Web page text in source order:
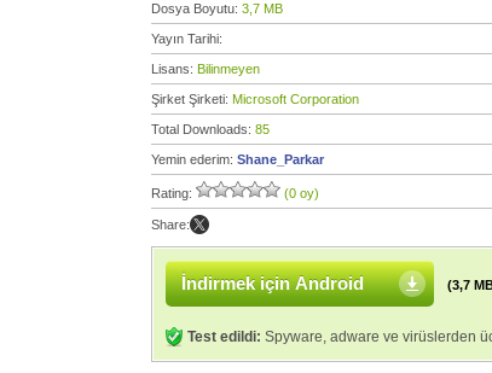
Dosya Boyutu: 3,7 MB
Yayın Tarihi:
Lisans: Bilinmeyen
Şirket Şirketi: Microsoft Corporation
Total Downloads: 85
Yemin ederim: Shane_Parkar
Rating: (0 oy)
Share:
İndirmek için Android (3,7
Test edildi: Spyware, adware ve virüslerden